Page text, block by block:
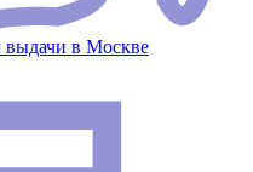
выдачи в Москве